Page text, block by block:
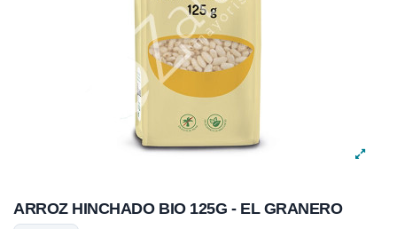
ARROZ HINCHADO BIO 125G - EL GRANERO